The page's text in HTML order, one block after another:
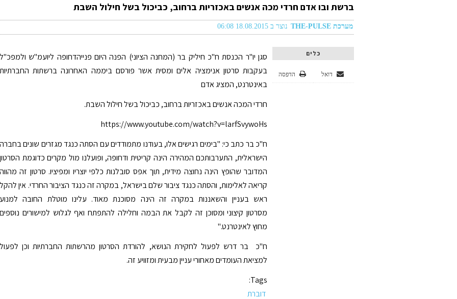
ברשת ובו אדם חרדי מכה אנשים באכזריות ברחוב, כביכול בשל חילול השבת
מערכת THE-PULSE נוצר ב 18.08.2015 06:08
כלים
הדפסה דואל
סגן יו"ר הכנסת ח"כ חיליק בר (המחנה הציוני) הפנה היום פנייהדחופה ליועמ"ש ולמפכ"ל
בעקבות סרטון אנימציה אלים ומסית אשר פורסם ביממה האחרונה ברשתות החברתיות
באינטרנט, המציג אדם
חרדי המכה אנשים באכזריות ברחוב, כביכול בשל חילול השבת.
https://www.youtube.com/watch?v=larfSvywoHs
ח"כ בר כתב כי: "בימים רגישים אלו, בעודנו מתמודדים עם הסתה כנגד מגזרים שונים בחברה
הישראלית, התערבותכם המהירה הינה קריטית ודחופה, ופועלנו מול מקרים כדוגמת הסרטון
המדובר שהופץ הינה נחוצה מידית, תוך אפס סובלנות כלפי יוצריו ומפיציו. סרטון זה מהווה
קריאה לאלימות, והסתה כנגד ציבור שלם בישראל, במקרה זה כנגד הציבור החרדי. אין להקל
ראש בעניין והשאננות במקרה זה הינה מסוכנת מאוד. עלינו מוטלת החובה למנוע
מסרטון קיצוני ומסוכן זה לקבל את הבמה וחלילה להתפתח ואף לגלוש למישורים נוספים
מחוץ לאינטרנט."
ח"כ בר דרש לפעול לחקירת הנושא, להורדת הסרטון מהרשתות החברתיות וכן לפעול
למציאת העומדים מאחורי עניין מבעית ומזוויע זה.
Tags:
דוברת